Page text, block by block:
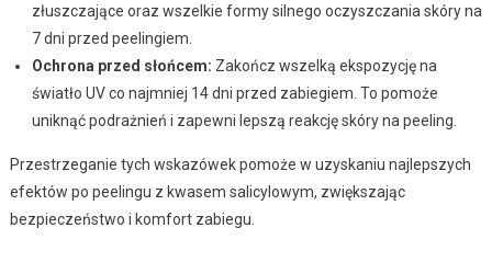
złuszczające oraz wszelkie formy silnego oczyszczania skóry na
7 dni przed peelingiem.
Ochrona przed słońcem: Zakończ wszelką ekspozycję na
światło UV co najmniej 14 dni przed zabiegiem. To pomoże
uniknąć podrażnień i zapewni lepszą reakcję skóry na peeling.
Przestrzeganie tych wskazówek pomoże w uzyskaniu najlepszych
efektów po peelingu z kwasem salicylowym, zwiększając
bezpieczeństwo i komfort zabiegu.